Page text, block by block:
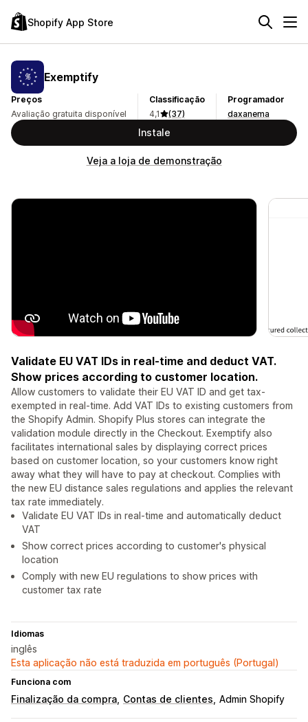
Shopify App Store
Exemptify
Preços
Avaliação gratuita disponível
Classificação
4,1
(37)
Programador
daxanema
Instale
Veja a loja de demonstração
Validate EU VAT IDs in real-time and deduct VAT.
Show prices according to customer location.
Allow customers to validate their EU VAT ID and get tax-
exempted in real-time. Add VAT IDs to existing customers from
the Shopify Admin. Shopify Plus stores can integrate the
validation module directly in the Checkout. Exemptify also
facilitates international sales by displaying correct prices
based on customer location, so your customers know right
away what they will have to pay at checkout. Complies with
the new EU distance sales regulations and applies the relevant
tax rate immediately.
Validate EU VAT IDs in real-time and automatically deduct
VAT
Show correct prices according to customer's physical
location
Comply with new EU regulations to show prices with
customer tax rate
Idiomas
inglês
Esta aplicação não está traduzida em português (Portugal)
Funciona com
Finalização da compra Contas de clientes Admin Shopify